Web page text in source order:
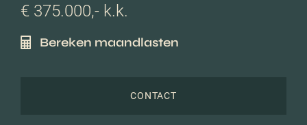
€ 375.000,- k.k.
Bereken maandlasten
CONTACT